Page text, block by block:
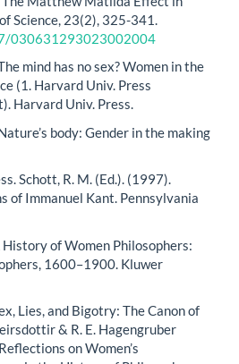
Science, 23(2), 325-341.
030631293023002004
mind has no sex? Women in the
(1. Harvard Univ. Press
Harvard Univ. Press.
body: Gender in the making
Schott, R. M. (Ed.). (1997).
of Immanuel Kant. Pennsylvania
of Women Philosophers:
1600–1900. Kluwer
Lies, and Bigotry: The Canon of
& R. E. Hagengruber
on Women’s